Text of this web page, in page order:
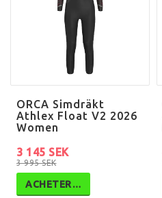
ORCA Simdräkt
Athlex Float V2 2026
Women
3 995 SEK
3 145 SEK
ACHETER…